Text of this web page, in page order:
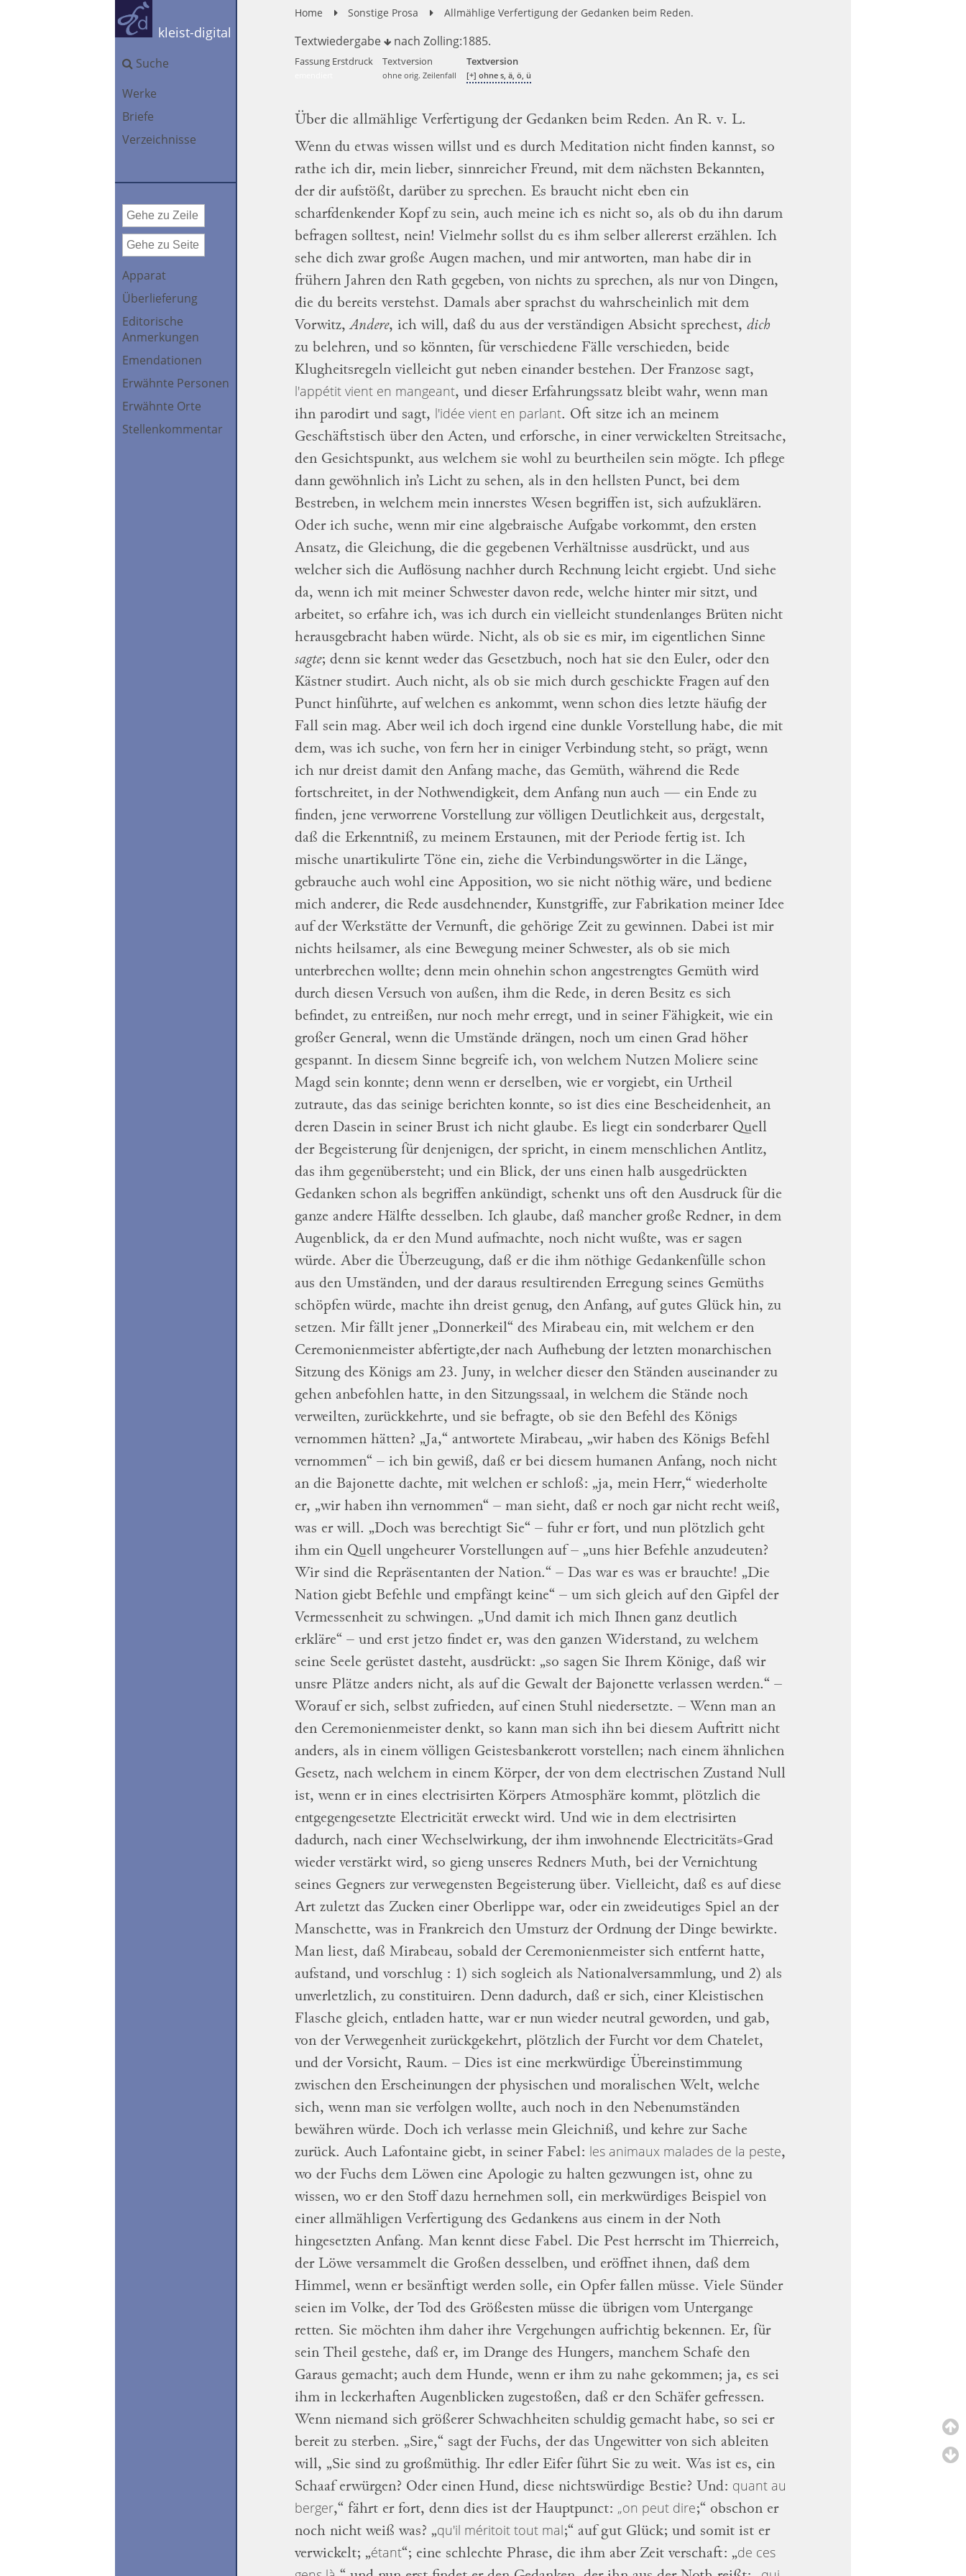
kleist-digital
Suche
Werke
Briefe
Verzeichnisse
Apparat
Überlieferung
Editorische
Anmerkungen
Emendationen
Erwähnte Personen
Erwähnte Orte
Stellenkommentar
Home Sonstige Prosa Allmählige Verfertigung der Gedanken beim Reden.
Textwiedergabe nach Zolling:1885.
Fassung Erstdruck Textversion
ohne orig. Zeilenfall
Textversion
[+] ohne s, ä, ö, ü
Über die allmählige Verfertigungder Gedanken beim Reden. An R. v. L.
Wenn du etwas wissen willst und es durch Meditation nicht finden kannst, so
rathe ich dir, mein lieber, sinnreicher Freund, mit dem nächsten Bekannten,
der dir aufstößt, darüber zu sprechen. Es braucht nicht eben ein
scharfdenkender Kopf zu sein, auch meine ich es nicht so, als ob du ihn darum
befragen solltest, nein! Vielmehr sollst du es ihm selber allererst erzählen. Ich
sehe dich zwar große Augen machen, und mir antworten, man habe dir in
frühern Jahren den Rath gegeben, von nichts zu sprechen, als nur von Dingen,
die du bereits verstehst. Damals aber sprachst du wahrscheinlich mit dem
Vorwitz, Andere, ich will, daß du aus der verständigen Absicht sprechest, dich
zu belehren, und so könnten, für verschiedene Fälle verschieden, beide
Klugheitsregeln vielleicht gut neben einander bestehen. Der Franzose sagt,
l'appétit vient en mangeant, und dieser Erfahrungssatz bleibt wahr, wenn man
ihn parodirt und sagt, l'idée vient en parlant. Oft sitze ich an meinem
Geschäftstisch über den Acten, und erforsche, in einer verwickelten Streitsache,
den Gesichtspunkt, aus welchem sie wohl zu beurtheilen sein mögte. Ich pflege
dann gewöhnlich in’s Licht zu sehen, als in den hellsten Punct, bei dem
Bestreben, in welchem mein innerstes Wesen begriffen ist, sich aufzuklären.
Oder ich suche, wenn mir eine algebraische Aufgabe vorkommt, den ersten
Ansatz, die Gleichung, die die gegebenen Verhältnisse ausdrückt, und aus
welcher sich die Auflösung nachher durch Rechnung leicht ergiebt. Und siehe
da, wenn ich mit meiner Schwester davon rede, welche hinter mir sitzt, und
arbeitet, so erfahre ich, was ich durch ein vielleicht stundenlanges Brüten nicht
herausgebracht haben würde. Nicht, als ob sie es mir, im eigentlichen Sinne
sagte; denn sie kennt weder das Gesetzbuch, noch hat sie den Euler, oder den
Kästnerstudirt. Auch nicht, als ob sie mich durch geschickte Fragen auf den
Punct hinführte, auf welchen es ankommt, wenn schon dies letzte häufig der
Fall sein mag. Aber weil ich doch irgend eine dunkle Vorstellung habe, die mit
dem, was ich suche, von fern her in einiger Verbindung steht, so prägt, wenn
ich nur dreist damit den Anfang mache, das Gemüth, während die Rede
fortschreitet, in der Nothwendigkeit, dem Anfang nun auch — ein Ende zu
finden, jene verworrene Vorstellung zur völligen Deutlichkeit aus, dergestalt,
daß die Erkenntniß, zu meinem Erstaunen, mit der Periode fertig ist. Ich
mische unartikulirte Töne ein, ziehe die Verbindungswörter in die Länge,
gebrauche auch wohl eine Apposition, wo sie nicht nöthig wäre, und bediene
mich anderer, die Rede ausdehnender, Kunstgriffe, zur Fabrikation meiner Idee
auf der Werkstätte der Vernunft, die gehörige Zeit zu gewinnen. Dabei ist mir
nichts heilsamer, als eine Bewegung meiner Schwester, als ob sie mich
unterbrechen wollte; denn mein ohnehin schon angestrengtes Gemüth wird
durch diesen Versuch von außen, ihm die Rede, in deren Besitz es sich
befindet, zu entreißen, nur noch mehr erregt, und in seiner Fähigkeit, wie ein
großer General, wenn die Umstände drängen, noch um einen Grad höher
gespannt. In diesem Sinne begreife ich, von welchem Nutzen Moliere seine
Magd sein konnte; denn wenn er derselben, wie er vorgiebt, ein Urtheil
zutraute, das das seinige berichten konnte, so ist dies eine Bescheidenheit, an
deren Dasein in seiner Brust ich nicht glaube. Es liegt ein sonderbarer Quell
der Begeisterung für denjenigen, der spricht, in einem menschlichen Antlitz,
das ihm gegenübersteht; und ein Blick, der uns einen halb ausgedrückten
Gedanken schon als begriffen ankündigt, schenkt uns oft den Ausdruck für die
ganze andere Hälfte desselben. Ich glaube, daß mancher große Redner, in dem
Augenblick, da er den Mund aufmachte, noch nicht wußte, was er sagen
würde. Aber die Überzeugung, daß er die ihm nöthige Gedankenfülle schon
aus den Umständen, und der daraus resultirenden Erregung seines Gemüths
schöpfen würde, machte ihn dreist genug, den Anfang, auf gutes Glück hin, zu
setzen. Mir fällt jener „Donnerkeil“ des Mirabeau ein, mit welchem er den
Ceremonienmeister abfertigte,der nach Aufhebung der letzten monarchischen
Sitzung des Königs am 23. Juny, in welcher dieser den Ständen auseinander zu
gehen anbefohlen hatte, in den Sitzungssaal, in welchem die Stände noch
verweilten, zurückkehrte, und sie befragte, ob sie den Befehl des Königs
vernommen hätten? „Ja,“ antwortete Mirabeau, „wir haben des Königs Befehl
vernommen“ – ich bin gewiß, daß er bei diesem humanen Anfang, noch nicht
an die Bajonette dachte, mit welchen er schloß: „ja, mein Herr,“ wiederholte
er, „wir haben ihn vernommen“ – man sieht, daß er noch gar nicht recht weiß,
was er will. „Doch was berechtigt Sie“ – fuhr er fort, und nun plötzlich geht
ihm ein Quell ungeheurer Vorstellungen auf – „uns hier Befehle anzudeuten?
Wir sind die Repräsentanten der Nation.“ – Das war es was er brauchte! „Die
Nation giebt Befehle und empfängt keine“ – um sich gleich auf den Gipfel der
Vermessenheit zu schwingen. „Und damit ich mich Ihnen ganz deutlich
erkläre“ – und erst jetzo findet er, was den ganzen Widerstand, zu welchem
seine Seele gerüstet dasteht, ausdrückt: „so sagen Sie Ihrem Könige, daß wir
unsre Plätze anders nicht, als auf die Gewalt der Bajonette verlassen werden.“ –
Worauf er sich, selbst zufrieden, auf einen Stuhl niedersetzte. – Wenn man an
den Ceremonienmeister denkt, so kann man sich ihn bei diesem Auftritt nicht
anders, als in einem völligen Geistesbankerott vorstellen; nach einem ähnlichen
Gesetz, nach welchem in einem Körper, der von dem electrischen Zustand Null
ist, wenn er in eines electrisirten Körpers Atmosphäre kommt, plötzlich die
entgegengesetzte Electricität erweckt wird. Und wie in dem electrisirten
dadurch, nach einer Wechselwirkung, der ihm inwohnende Electricitäts⸗Grad
wieder verstärkt wird, so gieng unseres Redners Muth, bei der Vernichtung
seines Gegners zur verwegensten Begeisterung über. Vielleicht, daß es auf diese
Art zuletzt das Zucken einer Oberlippe war, oder ein zweideutiges Spiel an der
Manschette, was in Frankreich den Umsturz der Ordnung der Dinge bewirkte.
Man liest, daß Mirabeau, sobald der Ceremonienmeister sich entfernt hatte,
aufstand, und vorschlug : 1) sich sogleich als Nationalversammlung, und 2) als
unverletzlich, zu constituiren. Denn dadurch, daß er sich, einer Kleistischen
Flasche gleich, entladen hatte, war er nun wieder neutral geworden, und gab,
von der Verwegenheit zurückgekehrt, plötzlich der Furcht vor dem Chatelet,
und der Vorsicht, Raum. – Dies ist eine merkwürdige Übereinstimmung
zwischen den Erscheinungen der physischen und moralischen Welt, welche
sich, wenn man sie verfolgen wollte, auch noch in den Nebenumständen
bewähren würde. Doch ich verlasse mein Gleichniß, und kehre zur Sache
zurück. Auch Lafontaine giebt, in seiner Fabel: les animaux malades de la peste,
wo der Fuchs dem Löwen eine Apologie zu halten gezwungen ist, ohne zu
wissen, wo er den Stoff dazu hernehmen soll, ein merkwürdiges Beispiel von
einer allmähligen Verfertigung des Gedankens aus einem in der Noth
hingesetzten Anfang. Man kennt diese Fabel. Die Pest herrscht im Thierreich,
der Löwe versammelt die Großen desselben, und eröffnet ihnen, daß dem
Himmel, wenn er besänftigt werden solle, ein Opfer fallen müsse. Viele Sünder
seien im Volke, der Tod des Größesten müsse die übrigen vom Untergange
retten. Sie möchten ihm daher ihre Vergehungen aufrichtig bekennen. Er, für
sein Theil gestehe, daß er, im Drange des Hungers, manchem Schafe den
Garaus gemacht; auch dem Hunde, wenn er ihm zu nahe gekommen; ja, es sei
ihm in leckerhaften Augenblicken zugestoßen, daß er den Schäfer gefressen.
Wenn niemand sich größerer Schwachheiten schuldig gemacht habe, so sei er
bereit zu sterben. „Sire,“ sagt der Fuchs, der das Ungewitter von sich ableiten
will, „Sie sind zu großmüthig. Ihr edler Eifer führt Sie zu weit. Was ist es, ein
Schaaf erwürgen? Oder einen Hund, diese nichtswürdige Bestie? Und: quant au
berger,“ fährt er fort, denn dies ist der Hauptpunct: „on peut dire;“ obschon er
noch nicht weiß was? „qu'il méritoit tout mal;“ auf gut Glück; und somit ist er
verwickelt; „étant“; eine schlechte Phrase, die ihm aber Zeit verschaft: „de ces